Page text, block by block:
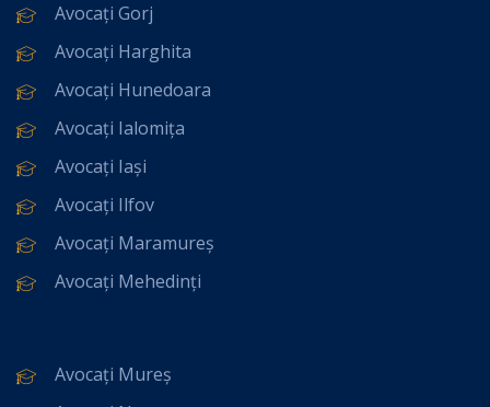
Avocați Gorj
Avocați Harghita
Avocați Hunedoara
Avocați Ialomița
Avocați Iași
Avocați Ilfov
Avocați Maramureș
Avocați Mehedinți
Avocați Mureș